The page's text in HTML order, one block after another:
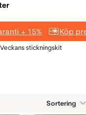
+ 15% Köp
>Veckans stickningskit
Sortering